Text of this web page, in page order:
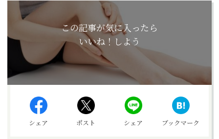
この記事が気に入ったら
いいね！しよう
シェア ポスト シェア ブックマーク